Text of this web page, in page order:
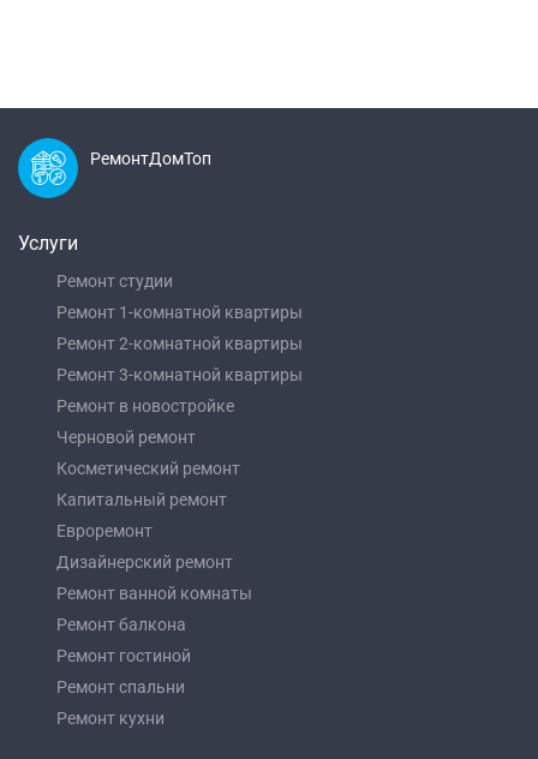
РемонтДомТоп
Услуги
Ремонт студии
Ремонт 1-комнатной квартиры
Ремонт 2-комнатной квартиры
Ремонт 3-комнатной квартиры
Ремонт в новостройке
Черновой ремонт
Косметический ремонт
Капитальный ремонт
Евроремонт
Дизайнерский ремонт
Ремонт ванной комнаты
Ремонт балкона
Ремонт гостиной
Ремонт спальни
Ремонт кухни